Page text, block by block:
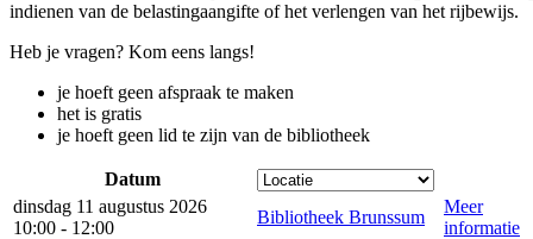
indienen van de belastingaangifte of het verlengen van het rijbewijs.
Heb je vragen? Kom eens langs!
je hoeft geen afspraak te maken
het is gratis
je hoeft geen lid te zijn van de bibliotheek
Datum
dinsdag 11 augustus 2026
10:00 - 12:00
Bibliotheek Brunssum
Meer
informatie